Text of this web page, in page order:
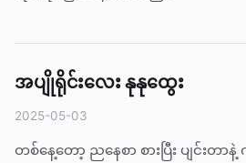
အပျိုရိုင်းလေး နုနုထွေး
2025-05-03
တစ်နေ့တော့ ညနေစာ စားပြီး ပျင်းတ